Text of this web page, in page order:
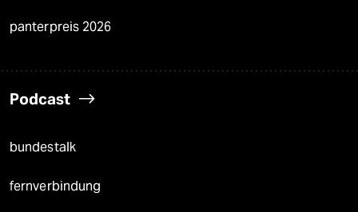
panterpreis 2026
Podcast
bundestalk
fernverbindung